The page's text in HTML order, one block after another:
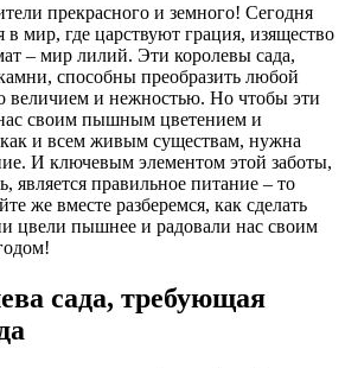
прекрасного и земного! Сегодня
мир, где царствуют грация, изящество
– мир лилий. Эти королевы сада,
способны преобразить любой
величием и нежностью. Но чтобы эти
своим пышным цветением и
и всем живым существам, нужна
И ключевым элементом этой заботы,
является правильное питание – то
же вместе разберемся, как сделать
цвели пышнее и радовали нас своим
сада, требующая